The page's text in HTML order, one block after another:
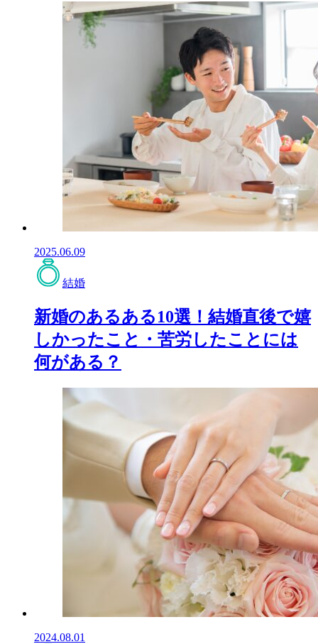
2025.06.09
結婚
新婚のあるある10選！結婚直後で嬉
しかったこと・苦労したことには
何がある？
2024.08.01